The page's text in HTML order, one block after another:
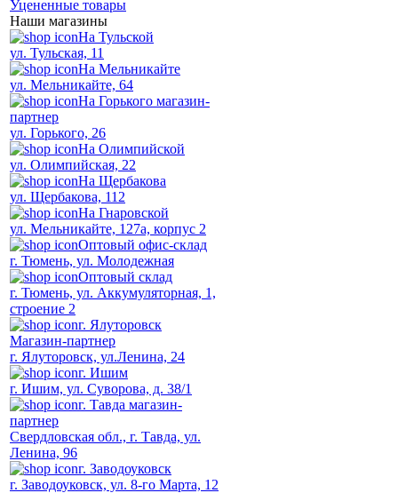
Уцененные товары
Наши магазины
На Тульской
ул. Тульская, 11
На Мельникайте
ул. Мельникайте, 64
На Горького магазин-
партнер
ул. Горького, 26
На Олимпийской
ул. Олимпийская, 22
На Щербакова
ул. Щербакова, 112
На Гнаровской
ул. Мельникайте, 127а, корпус 2
Оптовый офис-склад
г. Тюмень, ул. Молодежная
Оптовый склад
г. Тюмень, ул. Аккумуляторная, 1,
строение 2
г. Ялуторовск
Магазин-партнер
г. Ялуторовск, ул.Ленина, 24
г. Ишим
г. Ишим, ул. Суворова, д. 38/1
г. Тавда магазин-
партнер
Свердловская обл., г. Тавда, ул.
Ленина, 96
г. Заводоуковск
г. Заводоуковск, ул. 8-го Марта, 12